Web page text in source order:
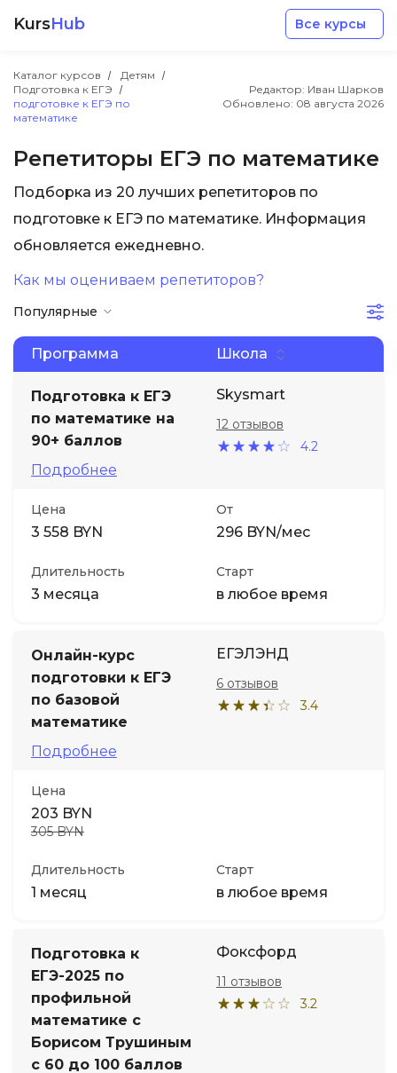
KursHub Все курсы
Каталог курсов
Детям
Подготовка к ЕГЭ
подготовке к ЕГЭ по
математике
Редактор: Иван Шарков
Обновлено: 08 августа 2026
Репетиторы ЕГЭ по математике
Подборка из 20 лучших репетиторов по
подготовке к ЕГЭ по математике. Информация
обновляется ежедневно.
Как мы оцениваем репетиторов?
Популярные
Программа Школа
Подготовка к ЕГЭ
по математике на
90+ баллов
Подробнее
Skysmart
4.2
12 отзывов
Цена
3 558 BYN
От
296 BYN/мес
Длительность
3 месяца
Старт
в любое время
Онлайн-курс
подготовки к ЕГЭ
по базовой
математике
Подробнее
ЕГЭЛЭНД
3.4
6 отзывов
Цена
203 BYN
305 BYN
Длительность
1 месяц
Старт
в любое время
Подготовка к
ЕГЭ-2025 по
профильной
математике с
Борисом Трушиным
с 60 до 100 баллов
Фоксфорд
3.2
11 отзывов
Разработка
Маркетинг
Дизайн
Аналитика
Менеджмент
Иностранные языки
ДПО
Детям